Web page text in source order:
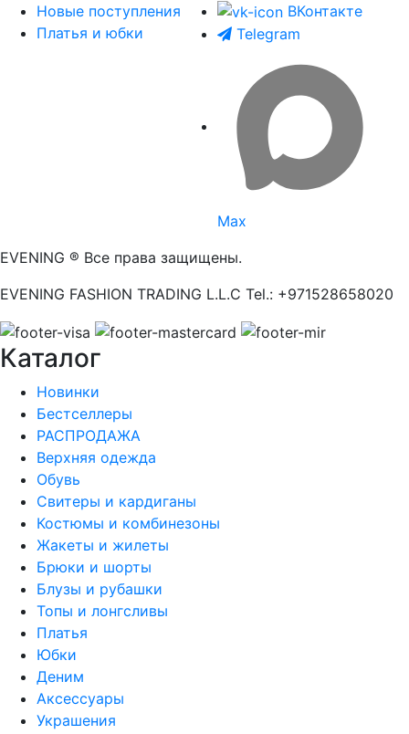
Новые поступления
Платья и юбки
ВКонтакте
Telegram
Max
EVENING ® Все права защищены.
EVENING FASHION TRADING L.L.C Tel.: +971528658020
Каталог
Новинки
Бестселлеры
РАСПРОДАЖА
Верхняя одежда
Обувь
Свитеры и кардиганы
Костюмы и комбинезоны
Жакеты и жилеты
Брюки и шорты
Блузы и рубашки
Топы и лонгсливы
Платья
Юбки
Деним
Аксессуары
Украшения